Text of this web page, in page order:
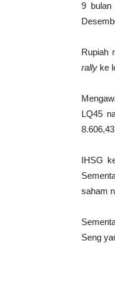
9 bulan
Rupiah
rally ke
LQ45
IHSG
saham
Seng